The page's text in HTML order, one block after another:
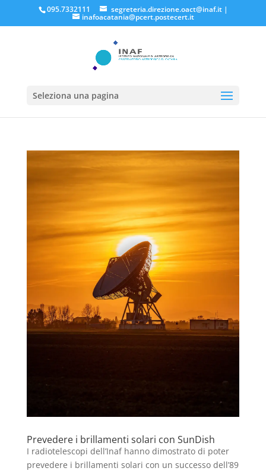
095.7332111 segreteria.direzione.oact@inaf.it|
inafoacatania@pcert.postecert.it
Seleziona una pagina
Prevedere i brillamenti solari con SunDish
I radiotelescopi dell’Inaf hanno dimostrato di poter
prevedere i brillamenti solari con un successo dell’89